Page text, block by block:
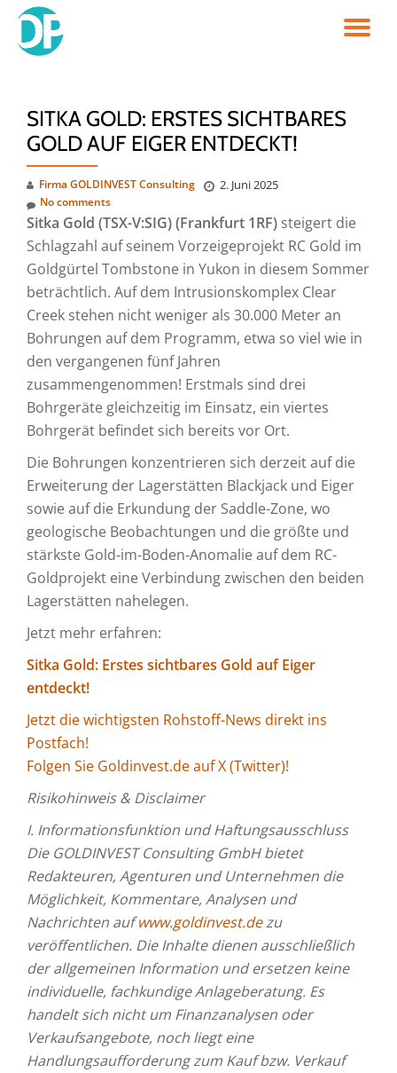
Skip
SITKA GOLD: ERSTES SICHTBARES
GOLD AUF EIGER ENTDECKT!
Firma GOLDINVEST Consulting 2. Juni 2025
No comments
Sitka Gold (TSX-V:SIG) (Frankfurt 1RF) steigert die
Schlagzahl auf seinem Vorzeigeprojekt RC Gold im
Goldgürtel Tombstone in Yukon in diesem Sommer
beträchtlich. Auf dem Intrusionskomplex Clear
Creek stehen nicht weniger als 30.000 Meter an
Bohrungen auf dem Programm, etwa so viel wie in
den vergangenen fünf Jahren
zusammengenommen! Erstmals sind drei
Bohrgeräte gleichzeitig im Einsatz, ein viertes
Bohrgerät befindet sich bereits vor Ort.
Die Bohrungen konzentrieren sich derzeit auf die
Erweiterung der Lagerstätten Blackjack und Eiger
sowie auf die Erkundung der Saddle-Zone, wo
geologische Beobachtungen und die größte und
stärkste Gold-im-Boden-Anomalie auf dem RC-
Goldprojekt eine Verbindung zwischen den beiden
Lagerstätten nahelegen.
Jetzt mehr erfahren:
Sitka Gold: Erstes sichtbares Gold auf Eiger
entdeckt!
Jetzt die wichtigsten Rohstoff-News direkt ins
Postfach!
Folgen Sie Goldinvest.de auf X (Twitter)!
Risikohinweis & Disclaimer
I. Informationsfunktion und Haftungsausschluss
Die GOLDINVEST Consulting GmbH bietet
Redakteuren, Agenturen und Unternehmen die
Möglichkeit, Kommentare, Analysen und
Nachrichten aufwww.goldinvest.dezu
veröffentlichen. Die Inhalte dienen ausschließlich
der allgemeinen Information und ersetzen keine
individuelle, fachkundige Anlageberatung. Es
handelt sich nicht um Finanzanalysen oder
Verkaufsangebote, noch liegt eine
Handlungsaufforderung zum Kauf bzw. Verkauf